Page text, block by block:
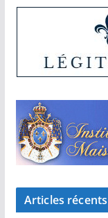
Articles récents